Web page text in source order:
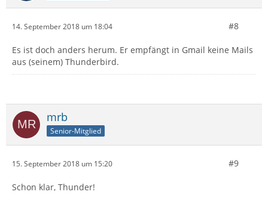
14. September 2018 um 18:04 #8
Es ist doch anders herum. Er empfängt in Gmail keine Mails
aus (seinem) Thunderbird.
mrb
Senior-Mitglied
15. September 2018 um 15:20 #9
Schon klar, Thunder!